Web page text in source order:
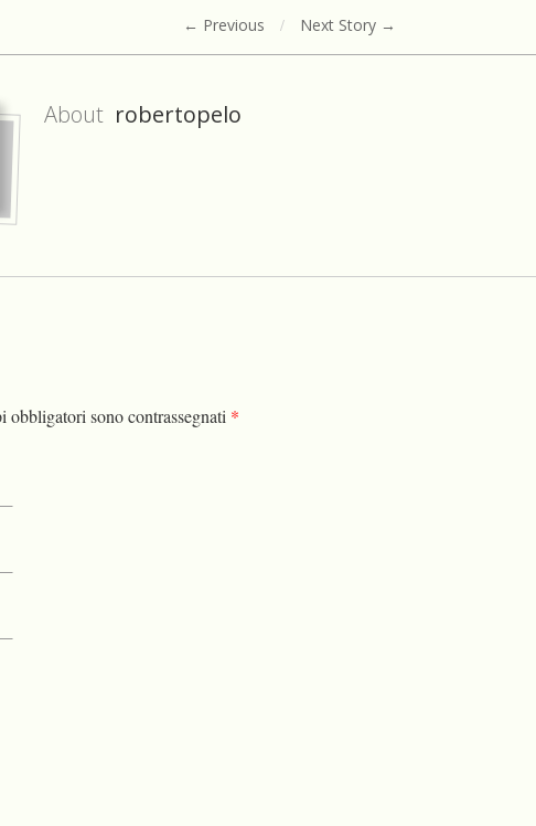
← Previous / Next Story →
About robertopelo
obbligatori sono contrassegnati *